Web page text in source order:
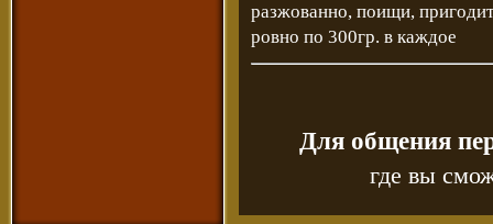
разжованно, поищи,
ровно по 300гр. в каждое
Для общения
где вы